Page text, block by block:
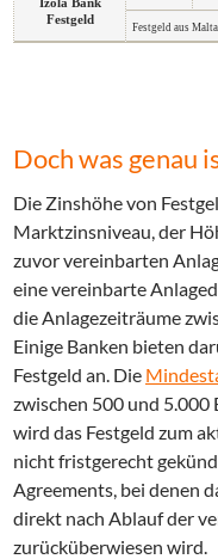
Izola Bank
Festgeld
Festgeld aus Malta.
Doch was genau
Die Zinshöhe von
Marktzinsniveau, der
zuvor vereinbarten
eine vereinbarte
die Anlagezeiträume
Einige Banken bieten
Festgeld an. Die
zwischen 500 und 5.000
wird das Festgeld zum
nicht fristgerecht
Agreements, bei denen
direkt nach Ablauf der
zurücküberwiesen wird.